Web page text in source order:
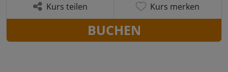
Kurs teilen Kurs merken
BUCHEN